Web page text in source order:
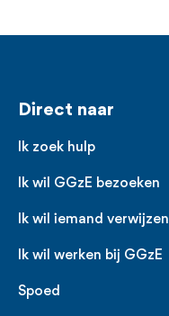
Voet
Direct naar
Ik zoek hulp
Ik wil GGzE bezoeken
Ik wil iemand verwijzen
Ik wil werken bij GGzE
Spoed